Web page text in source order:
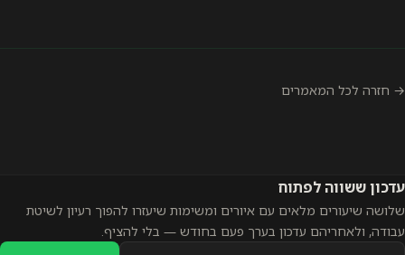
→ חזרה לכל המאמרים
עדכון ששווה לפתוח
שלושה שיעורים מלאים עם איורים ומשימות שיעזרו להפוך רעיון לשיטת
עבודה, ולאחריהם עדכון בערך פעם בחודש — בלי להציף.